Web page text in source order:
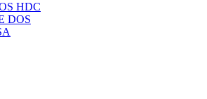
HDC
DOS